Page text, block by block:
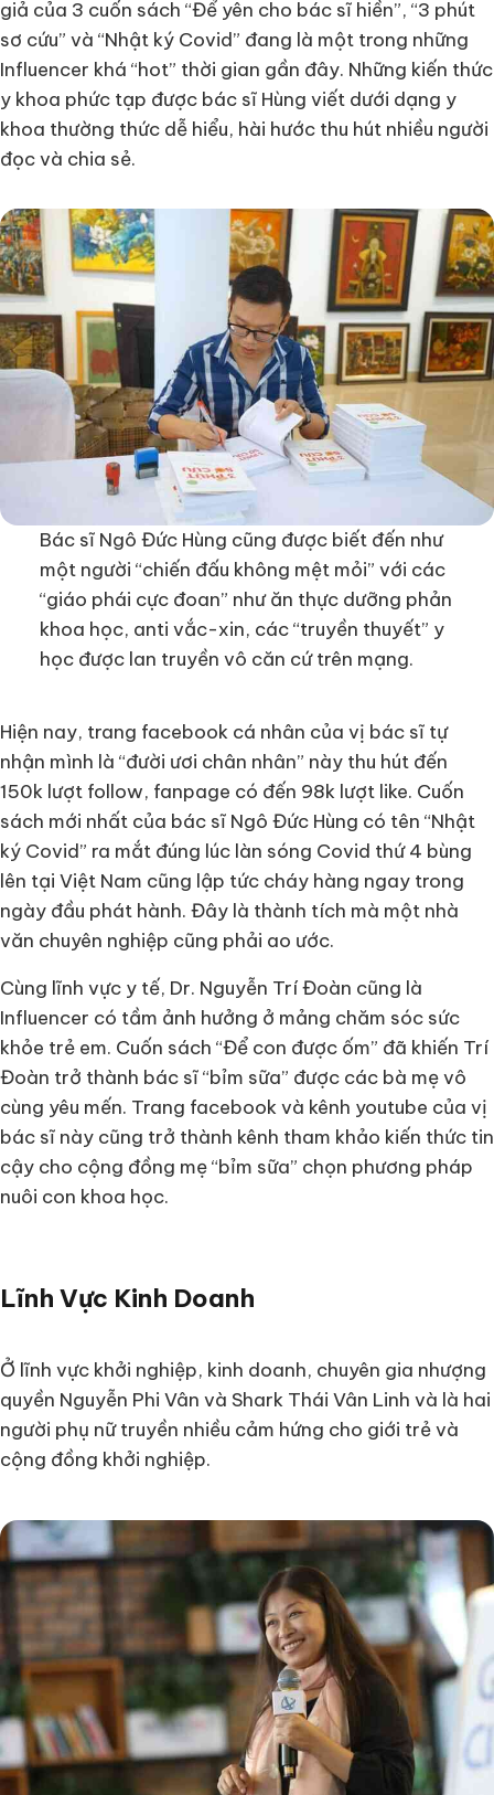
giả của 3 cuốn sách “Để yên cho bác sĩ hiền”, “3 phút
sơ cứu” và “Nhật ký Covid” đang là một trong những
Influencer khá “hot” thời gian gần đây. Những kiến thức
y khoa phức tạp được bác sĩ Hùng viết dưới dạng y
khoa thường thức dễ hiểu, hài hước thu hút nhiều người
đọc và chia sẻ.
Bác sĩ Ngô Đức Hùng cũng được biết đến như
một người “chiến đấu không mệt mỏi” với các
“giáo phái cực đoan” như ăn thực dưỡng phản
khoa học, anti vắc-xin, các “truyền thuyết” y
học được lan truyền vô căn cứ trên mạng.
Hiện nay, trang facebook cá nhân của vị bác sĩ tự
nhận mình là “đười ươi chân nhân” này thu hút đến
150k lượt follow, fanpage có đến 98k lượt like. Cuốn
sách mới nhất của bác sĩ Ngô Đức Hùng có tên “Nhật
ký Covid” ra mắt đúng lúc làn sóng Covid thứ 4 bùng
lên tại Việt Nam cũng lập tức cháy hàng ngay trong
ngày đầu phát hành. Đây là thành tích mà một nhà
văn chuyên nghiệp cũng phải ao ước.
Cùng lĩnh vực y tế, Dr. Nguyễn Trí Đoàn cũng là
Influencer có tầm ảnh hưởng ở mảng chăm sóc sức
khỏe trẻ em. Cuốn sách “Để con được ốm” đã khiến Trí
Đoàn trở thành bác sĩ “bỉm sữa” được các bà mẹ vô
cùng yêu mến. Trang facebook và kênh youtube của vị
bác sĩ này cũng trở thành kênh tham khảo kiến thức tin
cậy cho cộng đồng mẹ “bỉm sữa” chọn phương pháp
nuôi con khoa học.
Lĩnh Vực Kinh Doanh
Ở lĩnh vực khởi nghiệp, kinh doanh, chuyên gia nhượng
quyền Nguyễn Phi Vân và Shark Thái Vân Linh và là hai
người phụ nữ truyền nhiều cảm hứng cho giới trẻ và
cộng đồng khởi nghiệp.